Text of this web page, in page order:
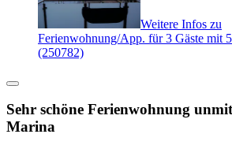
Weitere Infos zu
Ferienwohnung/App. für 3 Gäste mit
(250782)
Sehr schöne Ferienwohnung
Marina